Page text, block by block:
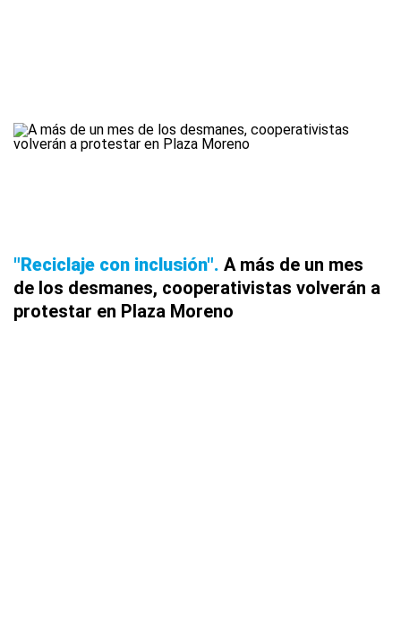
"Reciclaje con inclusión" A más de un mes
de los desmanes, cooperativistas volverán a
protestar en Plaza Moreno